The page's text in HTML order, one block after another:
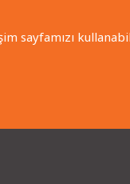
sayfamızı